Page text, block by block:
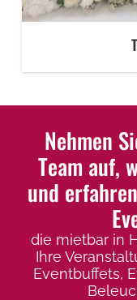
Nehmen
Team auf,
und
die mietbar in
Ihre
Eventbuffets,